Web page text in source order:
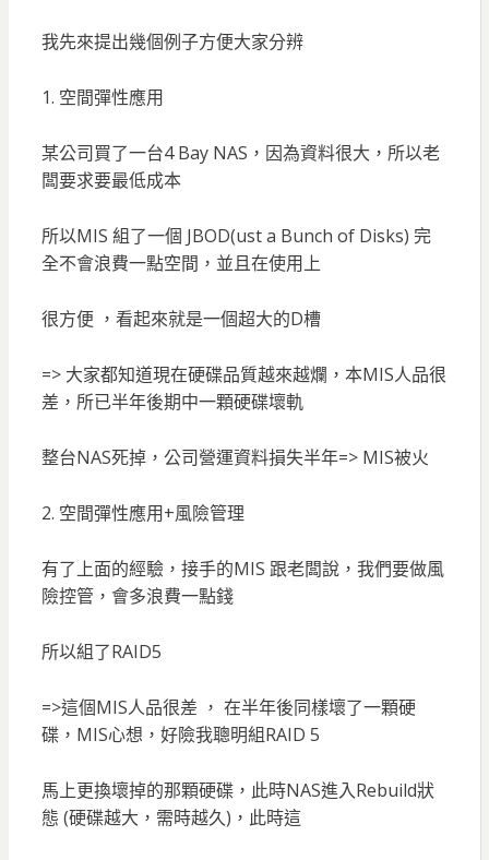
我先來提出幾個例子方便大家分辨
1. 空間彈性應用
某公司買了一台4 Bay NAS，因為資料很大，所以老
闆要求要最低成本
所以MIS 組了一個 JBOD(ust a Bunch of Disks) 完
全不會浪費一點空間，並且在使用上
很方便 ，看起來就是一個超大的D槽
=> 大家都知道現在硬碟品質越來越爛，本MIS人品很
差，所已半年後期中一顆硬碟壞軌
整台NAS死掉，公司營運資料損失半年=> MIS被火
2. 空間彈性應用+風險管理
有了上面的經驗，接手的MIS 跟老闆說，我們要做風
險控管，會多浪費一點錢
所以組了RAID5
=>這個MIS人品很差 ， 在半年後同樣壞了一顆硬
碟，MIS心想，好險我聰明組RAID 5
馬上更換壞掉的那顆硬碟，此時NAS進入Rebuild狀
態 (硬碟越大，需時越久)，此時這